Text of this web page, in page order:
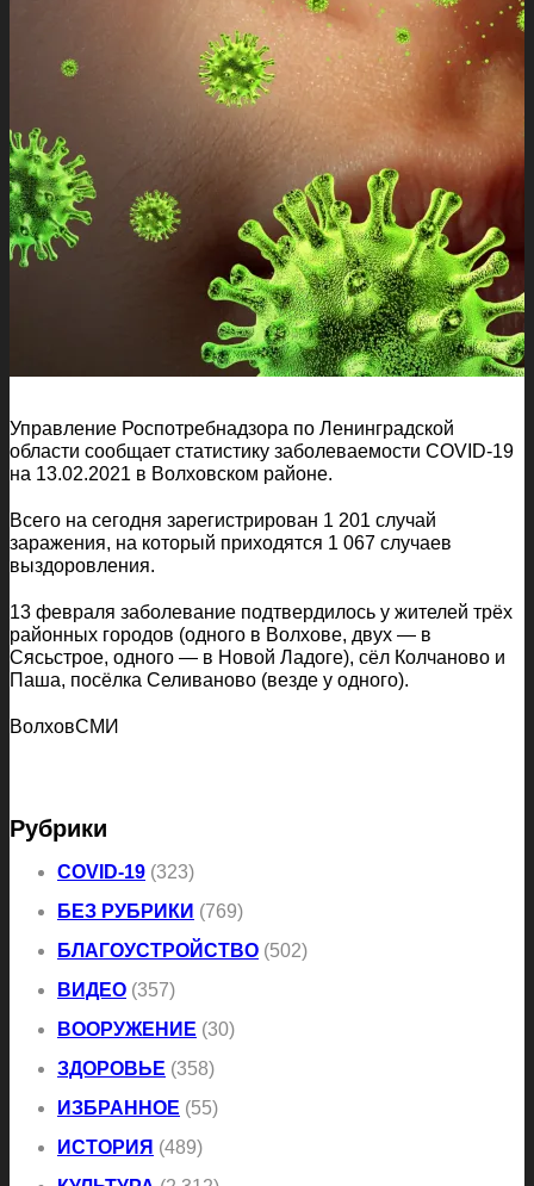
Управление Роспотребнадзора по Ленинградской
области сообщает статистику заболеваемости COVID-19
на 13.02.2021 в Волховском районе.
Всего на сегодня зарегистрирован 1 201 случай
заражения, на который приходятся 1 067 случаев
выздоровления.
13 февраля заболевание подтвердилось у жителей трёх
районных городов (одного в Волхове, двух — в
Сясьстрое, одного — в Новой Ладоге), сёл Колчаново и
Паша, посёлка Селиваново (везде у одного).
ВолховСМИ
Рубрики
COVID-19 (323)
БЕЗ РУБРИКИ (769)
БЛАГОУСТРОЙСТВО (502)
ВИДЕО (357)
ВООРУЖЕНИЕ (30)
ЗДОРОВЬЕ (358)
ИЗБРАННОЕ (55)
ИСТОРИЯ (489)